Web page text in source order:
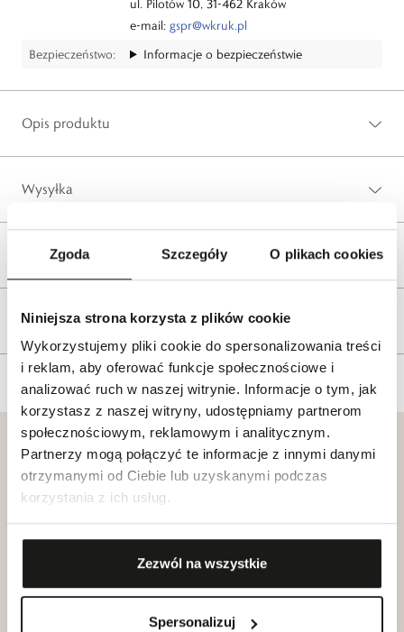
Zgoda Szczegóły O plikach cookies
Niniejsza strona korzysta z plików cookie
Wykorzystujemy pliki cookie do spersonalizowania treści
i reklam, aby oferować funkcje społecznościowe i
analizować ruch w naszej witrynie. Informacje o tym, jak
korzystasz z naszej witryny, udostępniamy partnerom
społecznościowym, reklamowym i analitycznym.
Partnerzy mogą połączyć te informacje z innymi danymi
otrzymanymi od Ciebie lub uzyskanymi podczas
korzystania z ich usług.
Zezwól na wszystkie
Spersonalizuj
ul. Pilotów 10, 31-462 Kraków
e-mail: gspr@wkruk.pl
Bezpieczeństwo:
Informacje o bezpieczeństwie
Opis produktu
Wysyłka
Reklamacje i zwroty
Tagi
Przyjaciół
W.KRUK
Dołącz
Katalogi